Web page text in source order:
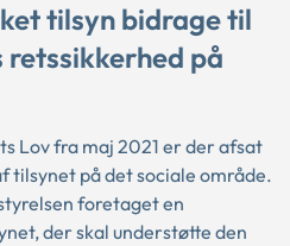
tilsyn bidrage til
på
Lov fra maj 2021 er der afsat
tilsynet på det sociale område.
foretaget en
der skal understøtte den